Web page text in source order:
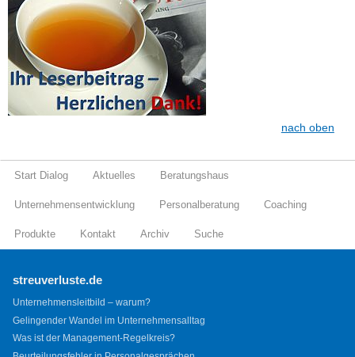
nach oben
Start Dialog Aktuelles Beratungshaus
Unternehmensentwicklung Personalberatung Coaching
Produkte Kontakt Archiv Suche
streuverluste.de
Unternehmensleitbild – warum?
Gelingender Wandel im Unternehmensalltag
Was ist der Management-Regelkreis?